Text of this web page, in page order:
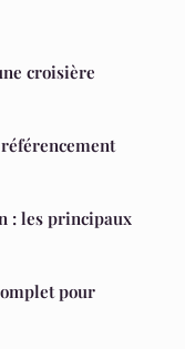
croisière
: les principaux
pour